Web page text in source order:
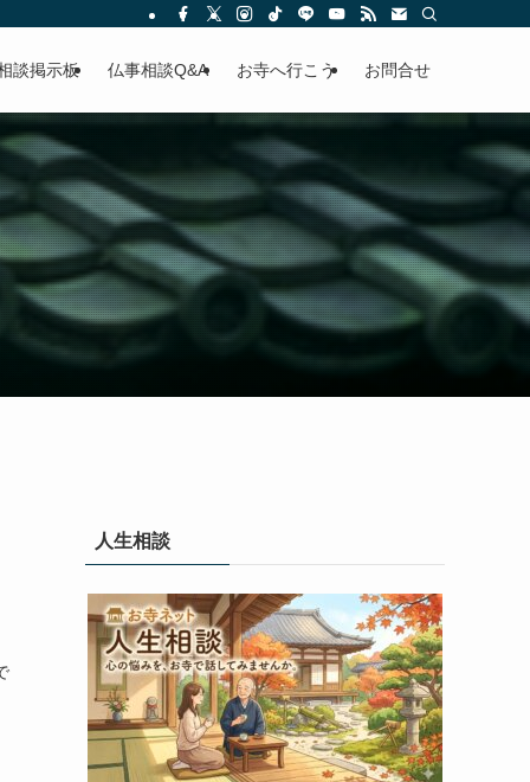
談掲示板 仏事相談Q&A お寺へ行こう お問合せ
人生相談